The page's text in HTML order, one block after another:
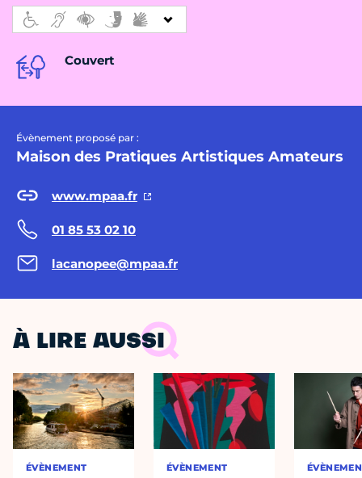
Couvert
Évènement proposé par :
Maison des Pratiques Artistiques Amateurs
www.mpaa.fr
01 85 53 02 10
lacanopee@mpaa.fr
À LIRE AUSSI
ÉVÈNEMENT ÉVÈNEMENT